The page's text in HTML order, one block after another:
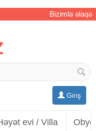
Bizimlə əlaqə
Giriş
evi / Villa